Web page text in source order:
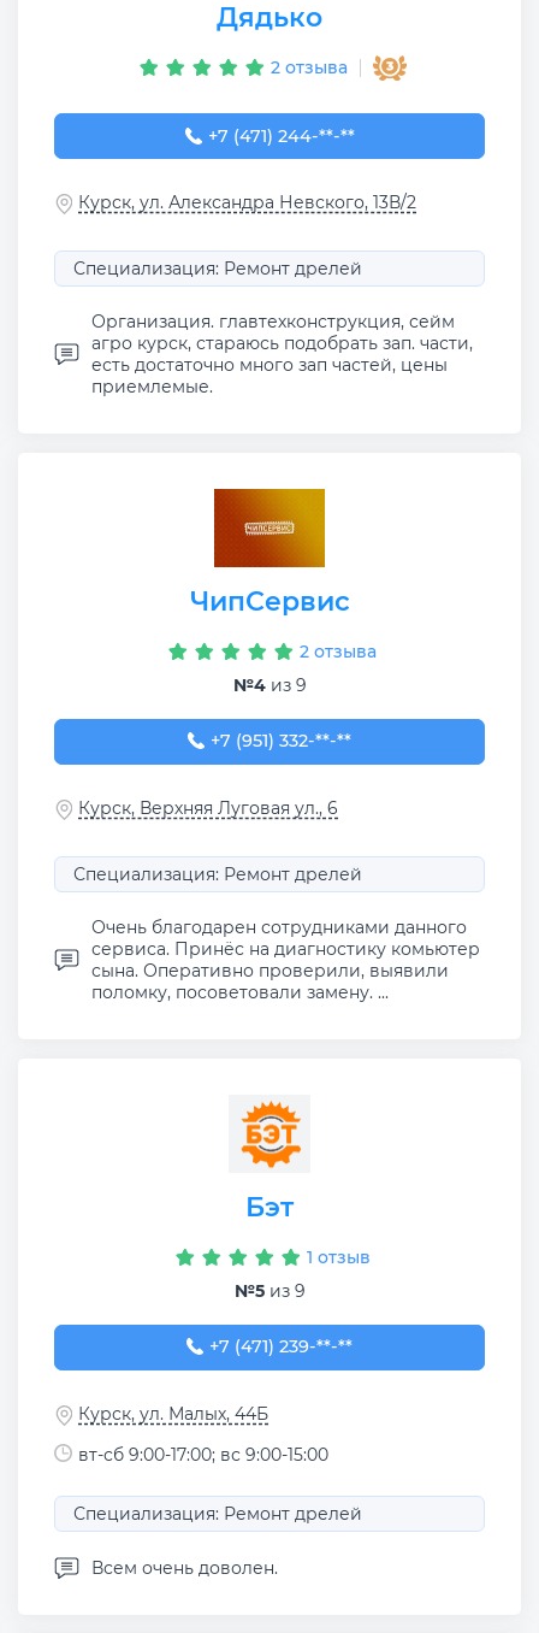
Дядько
2 отзыва
+7 (471) 244-60-44
+7 (471) 244-**-**
Курск, ул. Александра Невского, 13В/2
Специализация: Ремонт дрелей
Организация. главтехконструкция, сейм
агро курск, стараюсь подобрать зап. части,
есть достаточно много зап частей, цены
приемлемые.
ЧипСервис
2 отзыва
№4из 9
+7 (951) 332-07-70
+7 (951) 332-**-**
Курск, Верхняя Луговая ул., 6
Специализация: Ремонт дрелей
Очень благодарен сотрудниками данного
сервиса. Принёс на диагностику комьютер
сына. Оперативно проверили, выявили
поломку, посоветовали замену. ...
Бэт
1 отзыв
№5из 9
+7 (471) 239-40-45
+7 (471) 239-**-**
Курск, ул. Малых, 44Б
вт-сб 9:00-17:00; вс 9:00-15:00
Специализация: Ремонт дрелей
Всем очень доволен.